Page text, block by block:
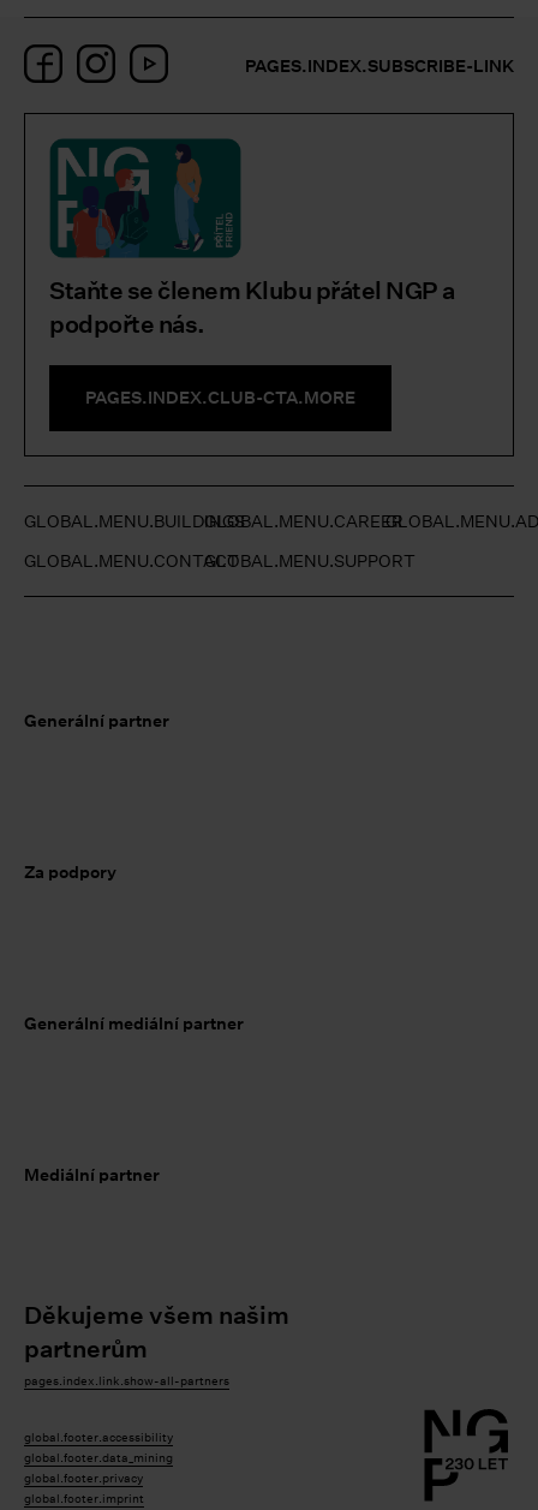
Facebook
Instagram
YouTubePAGES.INDEX.SUBSCRIBE-LINK
Staňte se členem Klubu přátel NGP a
podpořte nás.
PAGES.INDEX.CLUB-CTA.MORE
GLOBAL.MENU.BUILDINGSGLOBAL.MENU.CAREER
GLOBAL.MENU.CONTACTGLOBAL.MENU.SUPPORT
Generální partner
Za podpory
Generální mediální partner
Mediální partner
Děkujeme všem našim
partnerům
pages.index.link.show-all-partners
global.footer.accessibility
global.footer.data_mining
global.footer.privacy
global.footer.imprint